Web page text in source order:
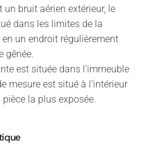
bruit aérien extérieur, le
dans les limites de la
un endroit régulièrement
gênée.
est située dans l’immeuble
mesure est situé à l’intérieur
la plus exposée.